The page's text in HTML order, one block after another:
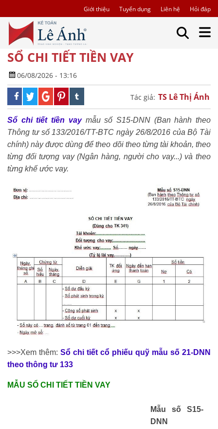
Giới thiệu Tuyển dụng Liên hệ Hỏi đáp
SỔ CHI TIẾT TIỀN VAY
06/08/2026 - 13:16
Tác giả: TS Lê Thị Ánh
Sổ chi tiết tiền vaymẫu số S15-DNN (Ban hành theo
Thông tư số 133/2016/TT-BTC ngày 26/8/2016 của Bộ Tài
chính) này được dùng để theo dõi theo từng tài khoản, theo
từng đối tượng vay (Ngân hàng, người cho vay...) và theo
từng khế ước vay.
>>>Xem thêm: Sổ chi tiết cổ phiếu quỹ mẫu số 21-DNN
theo thông tư 133
MẪU SỔ CHI TIẾT TIỀN VAY
Mẫu số S15-
DNN